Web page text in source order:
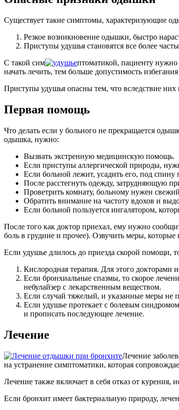
Существует такие симптомы, характеризующие
Резкое возникновение одышки, быстро
Приступы удушья становятся все более
С такой сим
птоматикой, пациенту нужно
начать лечить, тем больше допустимость
Приступы удушья опасны тем, что вследствие них
Первая помощь
Что делать если у больного не прекращается
одышка, нужно:
Вызвать экстренную медицинскую помощь.
Если приступы аллергической природы,
Если больной лежит, усадить его, под
После расстегнуть одежду, затрудняющую
Проветрить комнату, больному нужен
Обратить внимание на частоту вдохов и
Если больной пользуется ингалятором,
После того как доктор приехал, ему нужно
боль в грудине и прочее). Озвучить меры,
Если удушье длилось до приезда скорой помощи,
Кислородная терапия. Для этого докторами
Если бронхиальные спазмы, то скорое
небулайзер с лекарственным веществом.
Если случай тяжелый, и указанные меры не
Если удушье протекает с болевым
и прописать последующее лечение.
Лечение
Лечение
на устранение симптоматики, которая
Лечение также включает в себя отказ от курения,
Если бронхит имеет бактериальную природу,